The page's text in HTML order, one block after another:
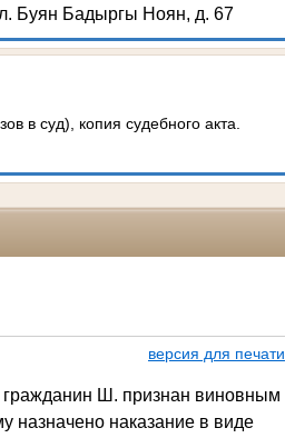
Буян Бадыргы Ноян, д. 67
в суд), копия судебного акта.
версия для печати
гражданин Ш. признан виновным
назначено наказание в виде